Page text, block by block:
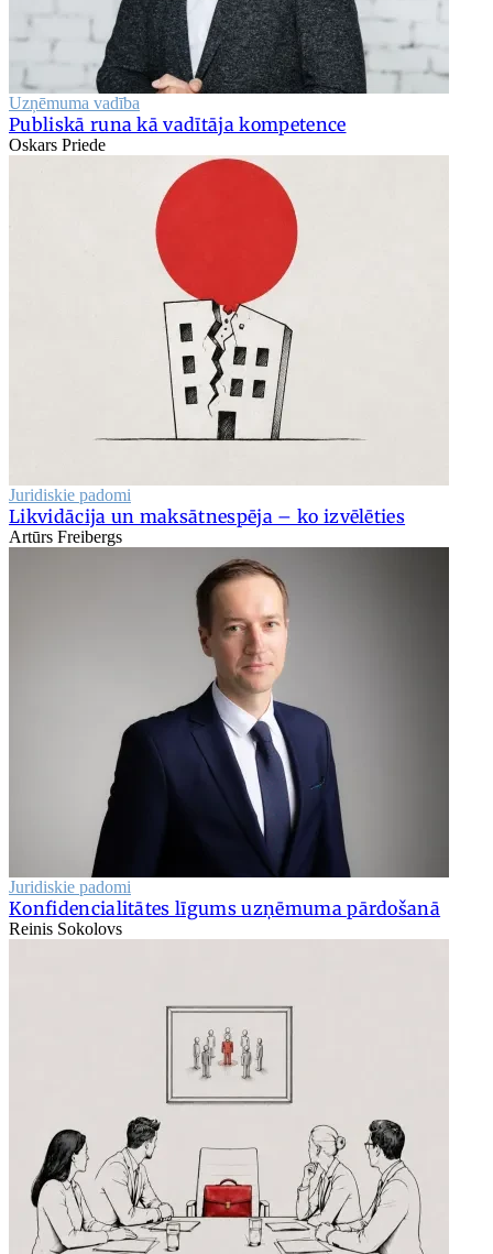
Uzņēmuma vadība
Publiskā runa kā vadītāja kompetence
Oskars Priede
Juridiskie padomi
Likvidācija un maksātnespēja – ko izvēlēties
Artūrs Freibergs
Juridiskie padomi
Konfidencialitātes līgums uzņēmuma pārdošanā
Reinis Sokolovs